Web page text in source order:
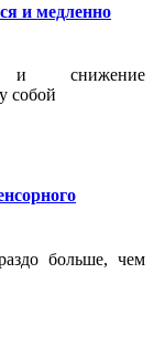
и медленно
и снижение
собой
больше, чем